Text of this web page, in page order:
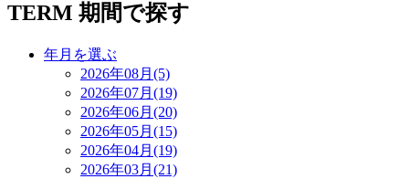
TERM 期間で探す
年月を選ぶ
2026年08月(5)
2026年07月(19)
2026年06月(20)
2026年05月(15)
2026年04月(19)
2026年03月(21)